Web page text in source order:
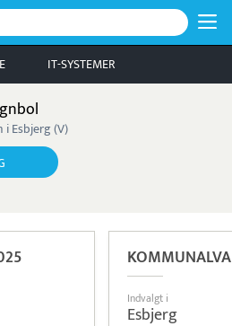
IT-SYSTEMER
Esbjerg (V)
Indvalgt i
Esbjerg